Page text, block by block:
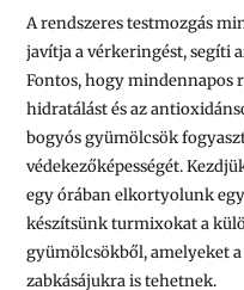
A rendszeres testmozgás
javítja a vérkeringést, segíti
Fontos, hogy mindennapos
hidratálást és az
bogyós gyümölcsök
védekezőképességét.
egy órában elkortyolunk
készítsünk turmixokat a
gyümölcsökből, amelyeket
zabkásájukra is tehetnek.